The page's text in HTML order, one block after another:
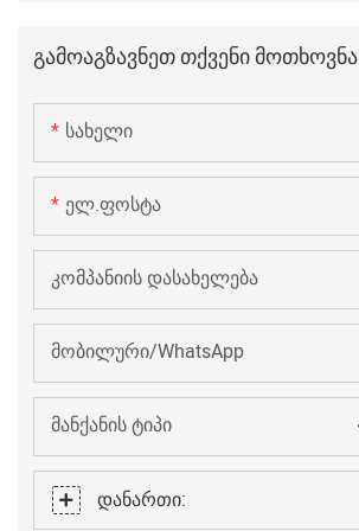
Გამოაგზავნეთ Თქვენი Მოთხოვნა
Სახელი
Ელ.ფოსტა
Კომპანიის Დასახელება
Მობილური/WhatsApp
Მანქანის Ტიპი
Დანართი: